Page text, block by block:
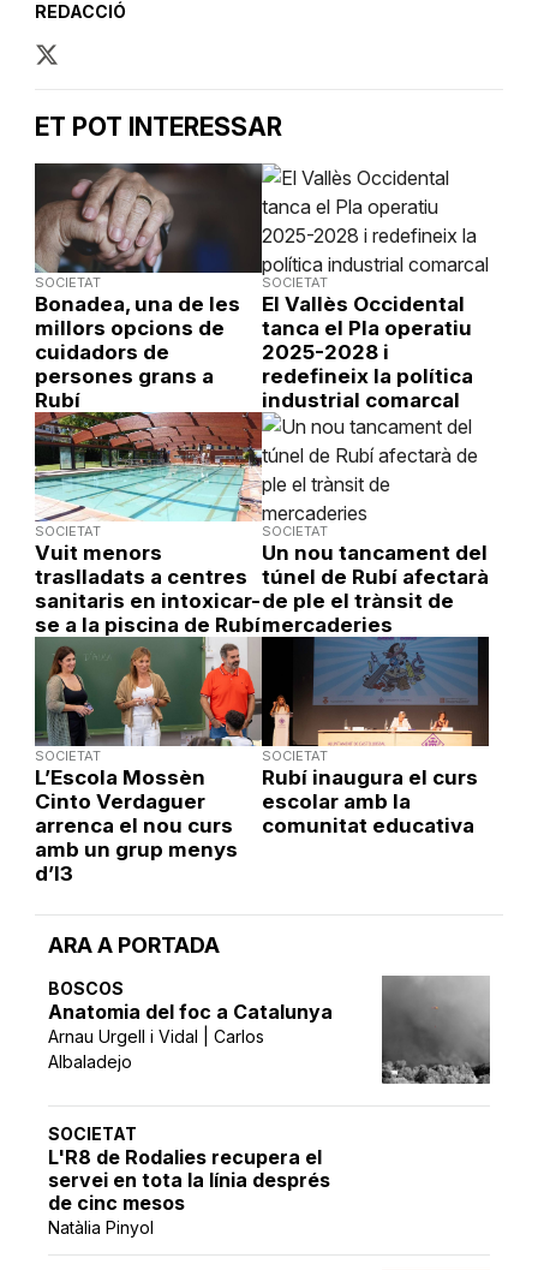
ARA A PORTADA
BOSCOS
Anatomia del foc a Catalunya
Arnau Urgell i Vidal | Carlos
Albaladejo
SOCIETAT
L'R8 de Rodalies recupera el
servei en tota la línia després
de cinc mesos
Natàlia Pinyol
REDACCIÓ
ET POT INTERESSAR
SOCIETAT
Bonadea, una de les
millors opcions de
cuidadors de
persones grans a
Rubí
SOCIETAT
El Vallès Occidental
tanca el Pla operatiu
2025-2028 i
redefineix la política
industrial comarcal
SOCIETAT
Vuit menors
traslladats a centres
sanitaris en intoxicar-
se a la piscina de Rubí
SOCIETAT
Un nou tancament del
túnel de Rubí afectarà
de ple el trànsit de
mercaderies
SOCIETAT
L’Escola Mossèn
Cinto Verdaguer
arrenca el nou curs
amb un grup menys
d’I3
SOCIETAT
Rubí inaugura el curs
escolar amb la
comunitat educativa